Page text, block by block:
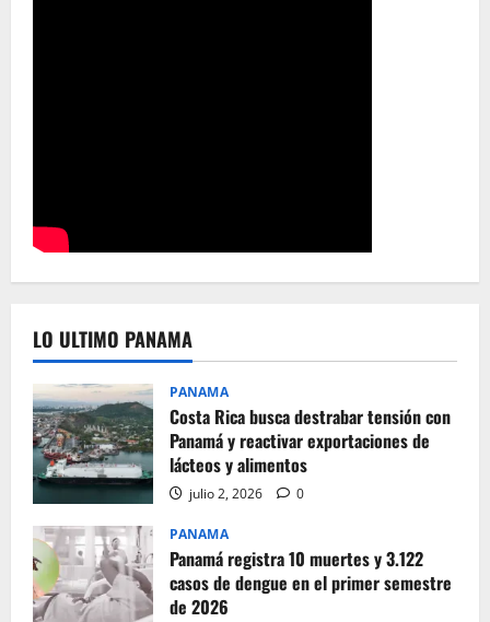
LO ULTIMO PANAMA
PANAMA
Costa Rica busca destrabar tensión con
Panamá y reactivar exportaciones de
lácteos y alimentos
julio 2, 2026 0
PANAMA
Panamá registra 10 muertes y 3.122
casos de dengue en el primer semestre
de 2026